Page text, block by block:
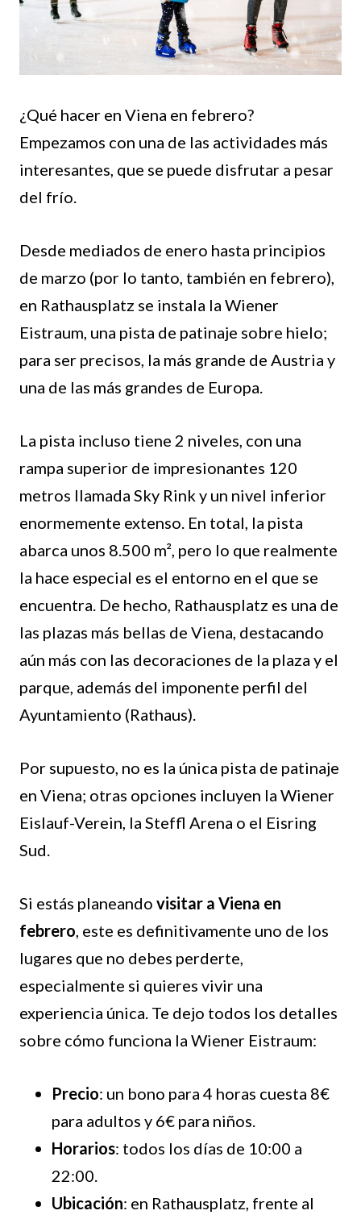
¿Qué hacer en Viena en febrero?
Empezamos con una de las actividades más
interesantes, que se puede disfrutar a pesar
del frío.
Desde mediados de enero hasta principios
de marzo (por lo tanto, también en febrero),
en Rathausplatz se instala la Wiener
Eistraum, una pista de patinaje sobre hielo;
para ser precisos, la más grande de Austria y
una de las más grandes de Europa.
La pista incluso tiene 2 niveles, con una
rampa superior de impresionantes 120
metros llamada Sky Rink y un nivel inferior
enormemente extenso. En total, la pista
abarca unos 8.500 m², pero lo que realmente
la hace especial es el entorno en el que se
encuentra. De hecho, Rathausplatz es una de
las plazas más bellas de Viena, destacando
aún más con las decoraciones de la plaza y el
parque, además del imponente perfil del
Ayuntamiento (Rathaus).
Por supuesto, no es la única pista de patinaje
en Viena; otras opciones incluyen la Wiener
Eislauf-Verein, la Steffl Arena o el Eisring
Sud.
Si estás planeando visitar a Viena en
febrero, este es definitivamente uno de los
lugares que no debes perderte,
especialmente si quieres vivir una
experiencia única. Te dejo todos los detalles
sobre cómo funciona la Wiener Eistraum:
Precio: un bono para 4 horas cuesta 8€
para adultos y 6€ para niños.
Horarios: todos los días de 10:00 a
22:00.
Ubicación: en Rathausplatz, frente al